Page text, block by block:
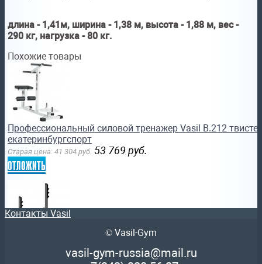
длина - 1,41м, ширина - 1,38 м, высота - 1,88 м, вес -
290 кг, нагрузка - 80 кг.
Похожие товары
Профессиональный силовой тренажер Vasil B.212
екатеринбургспорт
Старая цена: 41 304 руб. 53 769 руб.
отложить
Профессиональный силовой тренажер Vasil B.201
жима blackstep
Контакты Vasil
© Vasil-Gym
vasil-gym-russia@mail.ru